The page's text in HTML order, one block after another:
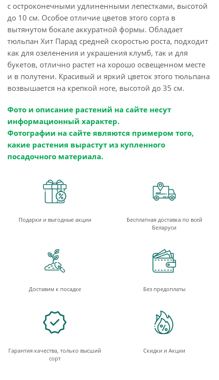
с остроконечными удлиненными лепестками, высотой
до 10 см. Особое отличие цветов этого сорта в
вытянутом бокале аккуратной формы. Обладает
тюльпан Хит Парад средней скоростью роста, подходит
как для озеленения и украшения клумб, так и для
букетов, отлично растет на хорошо освещенном месте
и в полутени. Красивый и яркий цветок этого тюльпана
возвышается на крепкой ноге, высотой до 35 см.
Фото и описание растений на сайте несут
информационный характер.
Фотографии на сайте являются примером того,
какие растения вырастут из купленного
посадочного материала.
Подарки и выгодные акции
Бесплатная доставка по всей
Беларуси
Доставим к посадке Без предоплаты
Гарантия качества, только высший
сорт
Скидки и Акции